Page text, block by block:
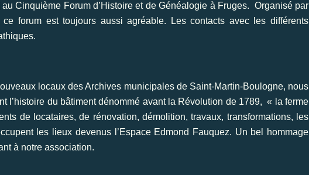
au Cinquième Forum d’Histoire et de Généalogie à Fruges. Organisé par
forum est toujours aussi agréable. Les contacts avec les différents
locaux des Archives municipales de Saint-Martin-Boulogne, nous
l’histoire du bâtiment dénommé avant la Révolution de 1789, « la ferme
de locataires, de rénovation, démolition, travaux, transformations, les
les lieux devenus l’Espace Edmond Fauquez. Un bel hommage
à notre association.